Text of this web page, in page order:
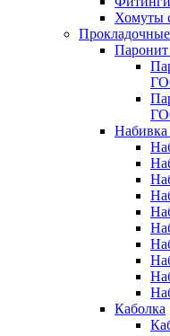
Хомуты
Паронит
Набивка
Каболка